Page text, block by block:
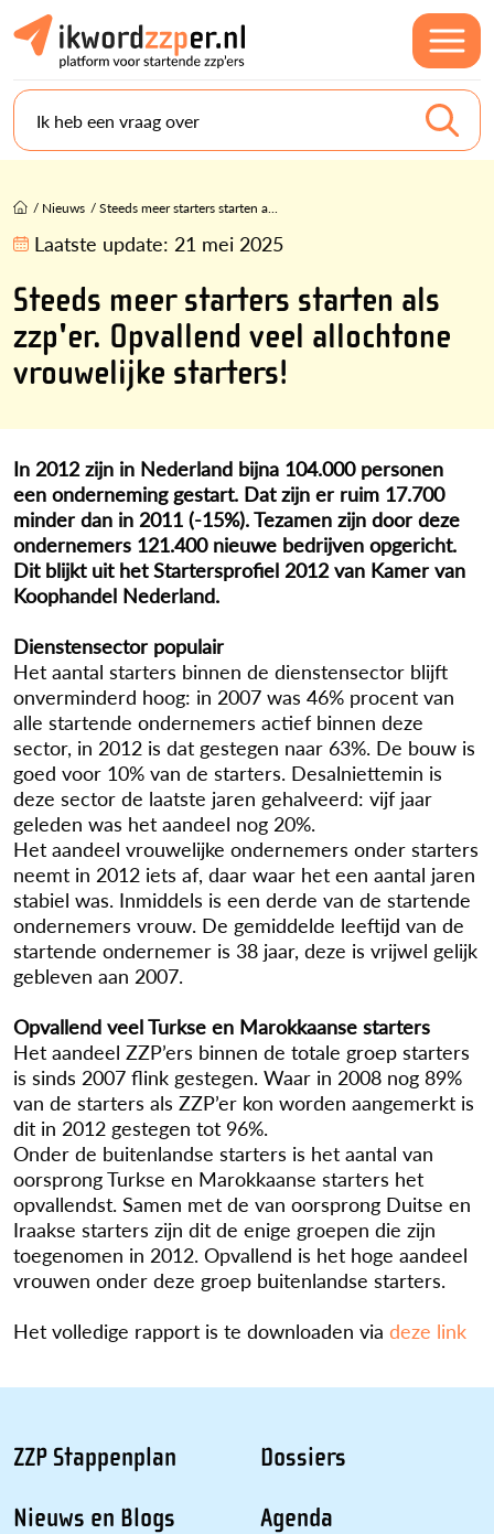
Ik heb een vraag over
/ Nieuws /Steeds meer starters starten a...
Laatste update: 21 mei 2025
Steeds meer starters starten als
zzp'er. Opvallend veel allochtone
vrouwelijke starters!
In 2012 zijn in Nederland bijna 104.000 personen
een onderneming gestart. Dat zijn er ruim 17.700
minder dan in 2011 (-15%). Tezamen zijn door deze
ondernemers 121.400 nieuwe bedrijven opgericht.
Dit blijkt uit het Startersprofiel 2012 van Kamer van
Koophandel Nederland.
Dienstensector populair
Het aantal starters binnen de dienstensector blijft
onverminderd hoog: in 2007 was 46% procent van
alle startende ondernemers actief binnen deze
sector, in 2012 is dat gestegen naar 63%. De bouw is
goed voor 10% van de starters. Desalniettemin is
deze sector de laatste jaren gehalveerd: vijf jaar
geleden was het aandeel nog 20%.
Het aandeel vrouwelijke ondernemers onder starters
neemt in 2012 iets af, daar waar het een aantal jaren
stabiel was. Inmiddels is een derde van de startende
ondernemers vrouw. De gemiddelde leeftijd van de
startende ondernemer is 38 jaar, deze is vrijwel gelijk
gebleven aan 2007.
Opvallend veel Turkse en Marokkaanse starters
Het aandeel ZZP’ers binnen de totale groep starters
is sinds 2007 flink gestegen. Waar in 2008 nog 89%
van de starters als ZZP’er kon worden aangemerkt is
dit in 2012 gestegen tot 96%.
Onder de buitenlandse starters is het aantal van
oorsprong Turkse en Marokkaanse starters het
opvallendst. Samen met de van oorsprong Duitse en
Iraakse starters zijn dit de enige groepen die zijn
toegenomen in 2012. Opvallend is het hoge aandeel
vrouwen onder deze groep buitenlandse starters.
Het volledige rapport is te downloaden via deze link
ZZP Stappenplan
Nieuws en Blogs
Dossiers
Agenda